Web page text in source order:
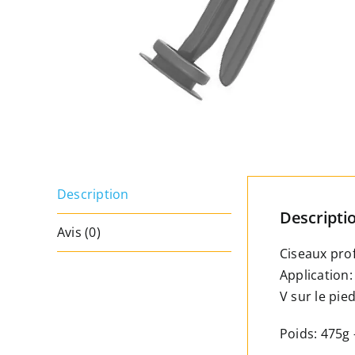
Description
Avis (0)
Ciseaux
V sur le
Poids: